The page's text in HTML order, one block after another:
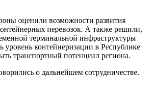
оценили возможности развития
перевозок. А также решили,
терминальной инфраструктуры
уровень контейнеризации в Республике
транспортный потенциал региона.
о дальнейшем сотрудничестве.